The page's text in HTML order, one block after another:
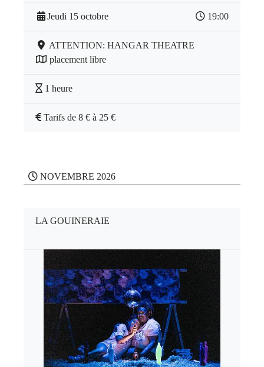
Jeudi 15 octobre 19:00
ATTENTION: HANGAR THEATRE
placement libre
1 heure
Tarifs de 8 € à 25 €
NOVEMBRE 2026
LA GOUINERAIE